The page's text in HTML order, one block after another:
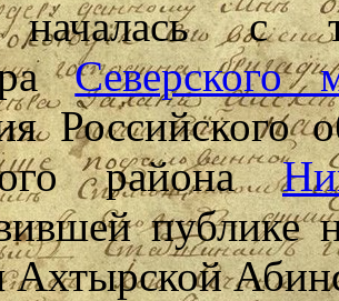
с
Северского
Российского
района
Ахтырской